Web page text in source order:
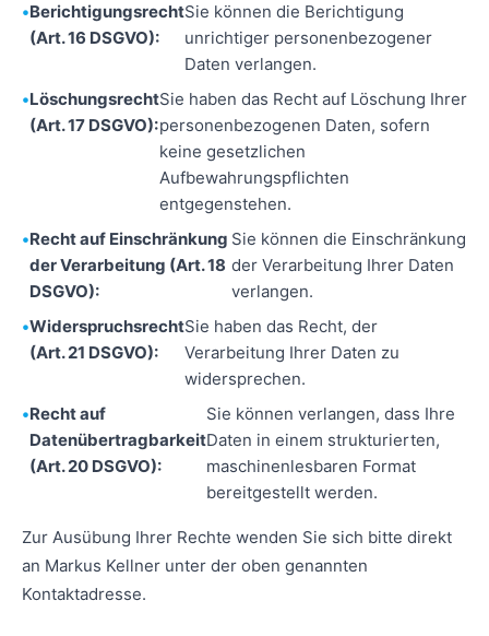
Berichtigungsrecht
(Art. 16 DSGVO):
Sie können die Berichtigung
unrichtiger personenbezogener
Daten verlangen.
Löschungsrecht
(Art. 17 DSGVO):
Sie haben das Recht auf Löschung Ihrer
personenbezogenen Daten, sofern
keine gesetzlichen
Aufbewahrungspflichten
entgegenstehen.
Recht auf Einschränkung
der Verarbeitung (Art. 18
DSGVO):
Sie können die Einschränkung
der Verarbeitung Ihrer Daten
verlangen.
Widerspruchsrecht
(Art. 21 DSGVO):
Sie haben das Recht, der
Verarbeitung Ihrer Daten zu
widersprechen.
Recht auf
Datenübertragbarkeit
(Art. 20 DSGVO):
Sie können verlangen, dass Ihre
Daten in einem strukturierten,
maschinenlesbaren Format
bereitgestellt werden.
Zur Ausübung Ihrer Rechte wenden Sie sich bitte direkt
an Markus Kellner unter der oben genannten
Kontaktadresse.